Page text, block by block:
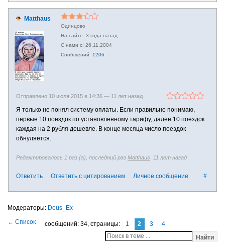
Matthaus
Одинцово
3 года назад
26.11.2004
1206
Отправлено 10 июля 2015 в 14:36 — 11 лет назад
Я только не понял систему оплаты. Если правильно понимаю,
первые 10 поездок по установленному тарифу, далее 10 поездок
каждая на 2 рубля дешевле. В конце месяца число поездок
обнуляется.
Редактировалось 1 раз (а), последний раз Matthaus 11 лет назад
#
Ответить Ответить с цитированием Личное сообщение
Deus_Ex
сообщений: 34, страницы: 1 2 3
4
Найти